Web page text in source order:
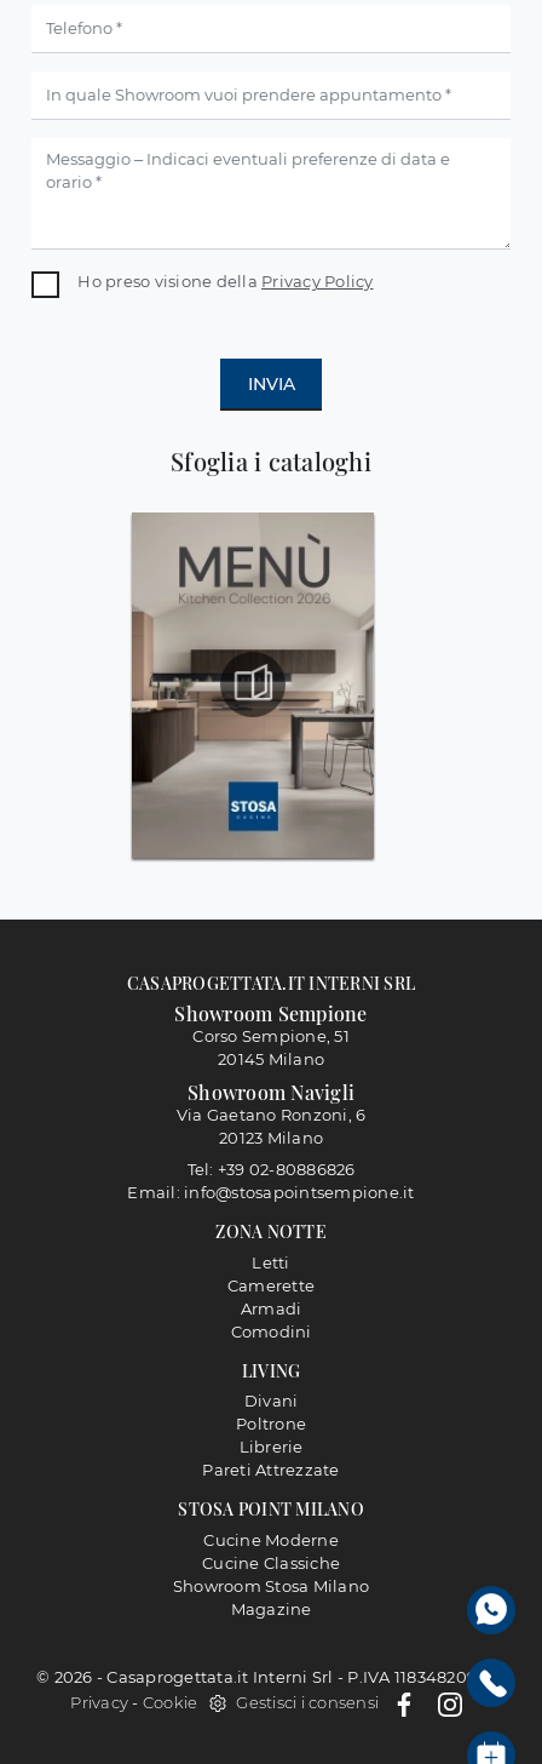
Sfoglia i cataloghi
Ho preso visione della Privacy Policy
INVIA
STOSA POINT MILANO
Cucine Moderne
Cucine Classiche
Showroom Stosa Milano
Magazine
LIVING
Divani
Poltrone
Librerie
Pareti Attrezzate
ZONA NOTTE
Letti
Camerette
Armadi
Comodini
CASAPROGETTATA.IT INTERNI SRL
Showroom Sempione
Corso Sempione, 51
20145 Milano
Showroom Navigli
Via Gaetano Ronzoni, 6
20123 Milano
Tel: +39 02-80886826
Email: info@stosapointsempione.it
© 2026 - Casaprogettata.it Interni Srl - P.IVA 11834820968 |
Privacy- Cookie Gestisci i consensi